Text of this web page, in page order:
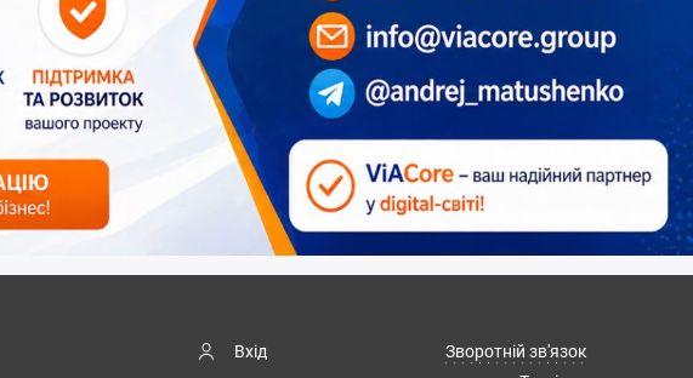
Вхід
Зворотній зв'язок